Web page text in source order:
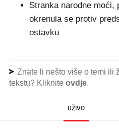
Stranka narodne moći,
okrenula se protiv
ostavku
Znate li nešto više o temi ili
tekstu? Kliknite ovdje.
UŽIVO